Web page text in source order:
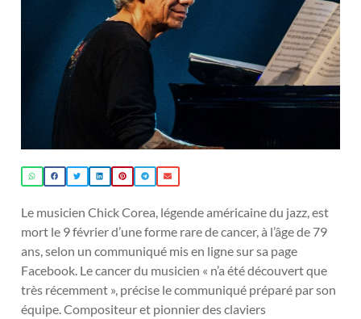
Le musicien Chick Corea, légende américaine du jazz, est
mort le 9 février d’une forme rare de cancer, à l’âge de 79
ans, selon un communiqué mis en ligne sur sa page
Facebook. Le cancer du musicien « n’a été découvert que
très récemment », précise le communiqué préparé par son
équipe. Compositeur et pionnier des claviers